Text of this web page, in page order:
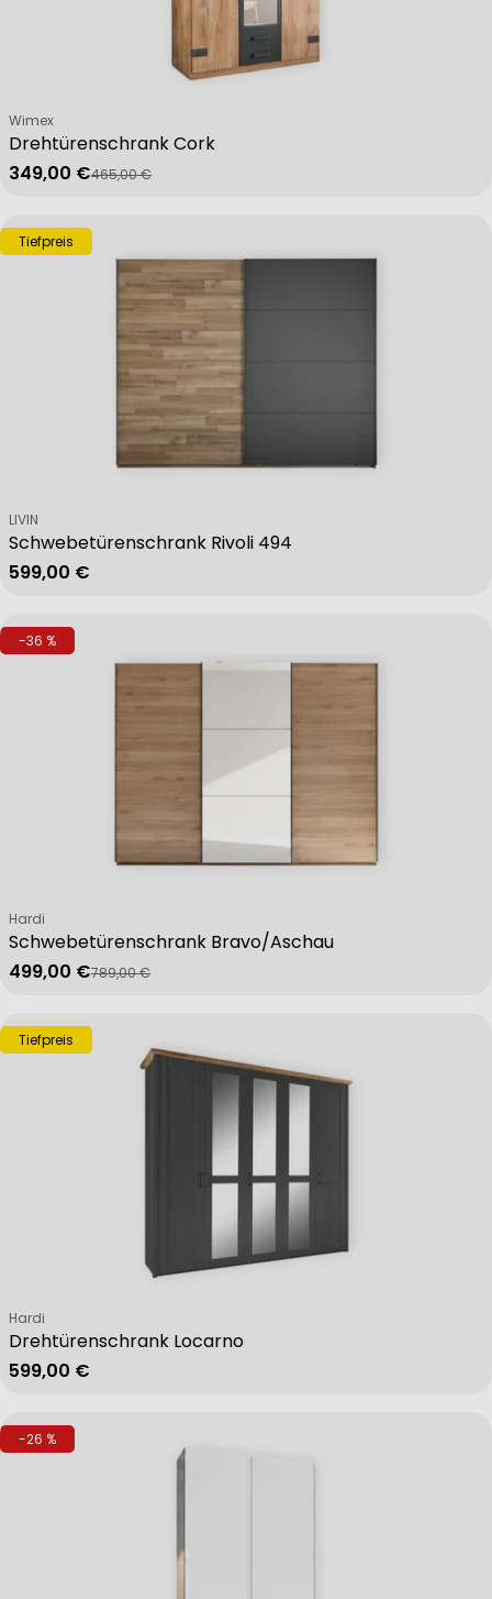
Drehtürenschrank Cork
Verkäufer:
Wimex
Verkaufspreis
349,00 €
Regulärer Preis
465,00 €
Tiefpreis
Schwebetürenschrank Rivoli 494
Verkäufer:
LIVIN
Regulärer Preis
599,00 €
-36 %
Schwebetürenschrank Bravo/Aschau
Verkäufer:
Hardi
Verkaufspreis
499,00 €
Regulärer Preis
789,00 €
Tiefpreis
Drehtürenschrank Locarno
Verkäufer:
Hardi
Regulärer Preis
599,00 €
-26 %